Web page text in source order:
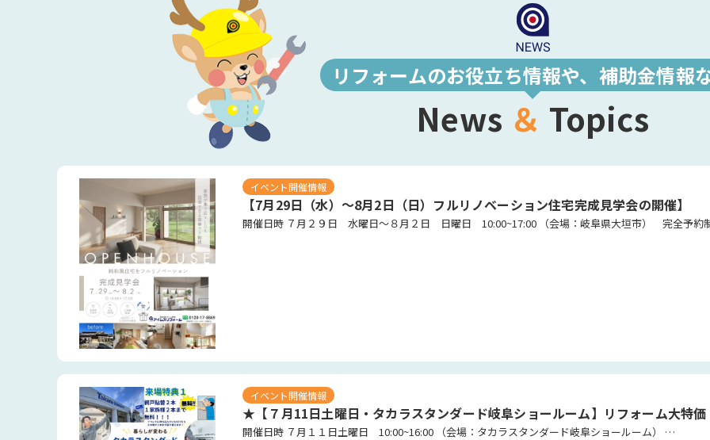
リフォームのお役立ち情報や、 補助金情報
News ＆ Topics
イベント開催情報
【7月29日（水）～8月2日（日）フルリノベーション住宅完成見学会の開催】
イベント開催情報
★【７月11日土曜日・タカラスタンダード岐阜ショールーム】リフォーム大
開催日時 ７月１１日土曜日 10:00~16:00 （会場：タカラスタンダード岐阜ショールーム） …